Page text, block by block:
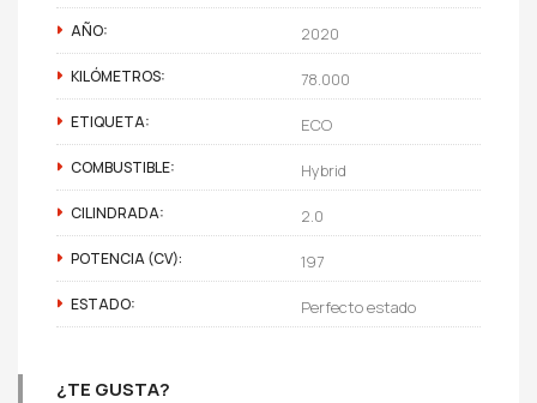
AÑO: 2020
KILÓMETROS: 78.000
ETIQUETA: ECO
COMBUSTIBLE: Hybrid
CILINDRADA: 2.0
POTENCIA (CV): 197
ESTADO: Perfecto estado
¿TE GUSTA?